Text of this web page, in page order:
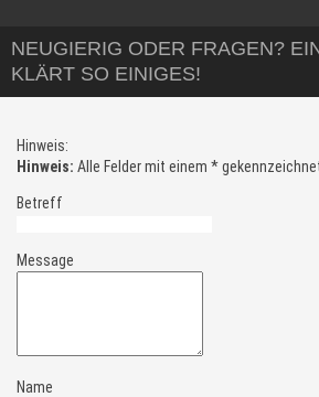
NEUGIERIG ODER FRAGEN?
KLÄRT SO EINIGES!
Hinweis:
Hinweis: Alle Felder mit einem *
Betreff
Message
Name